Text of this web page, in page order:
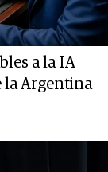
a la IA
la Argentina